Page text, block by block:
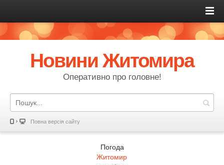
Новини Житомира
Оперативно про головне!
Повна версія сайту
Погода
Житомир